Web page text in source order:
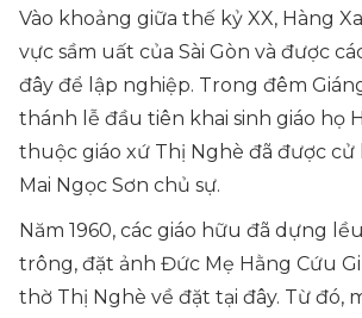
Vào khoảng giữa thế kỷ XX, Hàng
vực sầm uất của Sài Gòn và được
đây để lập nghiệp. Trong đêm
thánh lễ đầu tiên khai sinh giáo họ
thuộc giáo xứ Thị Nghè đã được cử
Mai Ngọc Sơn chủ sự.
Năm 1960, các giáo hữu đã dựng
trông, đặt ảnh Đức Mẹ Hằng Cứu
thờ Thị Nghè về đặt tại đây. Từ đó,